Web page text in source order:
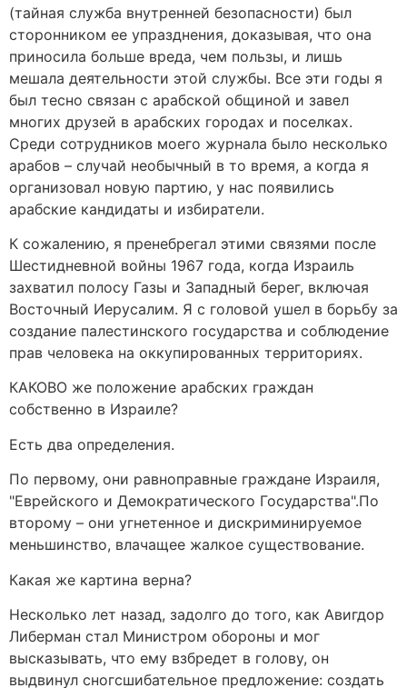
(тайная служба внутренней безопасности) был
сторонником ее упразднения, доказывая, что она
приносила больше вреда, чем пользы, и лишь
мешала деятельности этой службы. Все эти годы я
был тесно связан с арабской общиной и завел
многих друзей в арабских городах и поселках.
Среди сотрудников моего журнала было несколько
арабов – случай необычный в то время, а когда я
организовал новую партию, у нас появились
арабские кандидаты и избиратели.
К сожалению, я пренебрегал этими связями после
Шестидневной войны 1967 года, когда Израиль
захватил полосу Газы и Западный берег, включая
Восточный Иерусалим. Я с головой ушел в борьбу за
создание палестинского государства и соблюдение
прав человека на оккупированных территориях.
КАКОВО же положение арабских граждан
собственно в Израиле?
Есть два определения.
По первому, они равноправные граждане Израиля,
"Еврейского и Демократического Государства".По
второму – они угнетенное и дискриминируемое
меньшинство, влачащее жалкое существование.
Какая же картина верна?
Несколько лет назад, задолго до того, как Авигдор
Либерман стал Министром обороны и мог
высказывать, что ему взбредет в голову, он
выдвинул сногсшибательное предложение: создать